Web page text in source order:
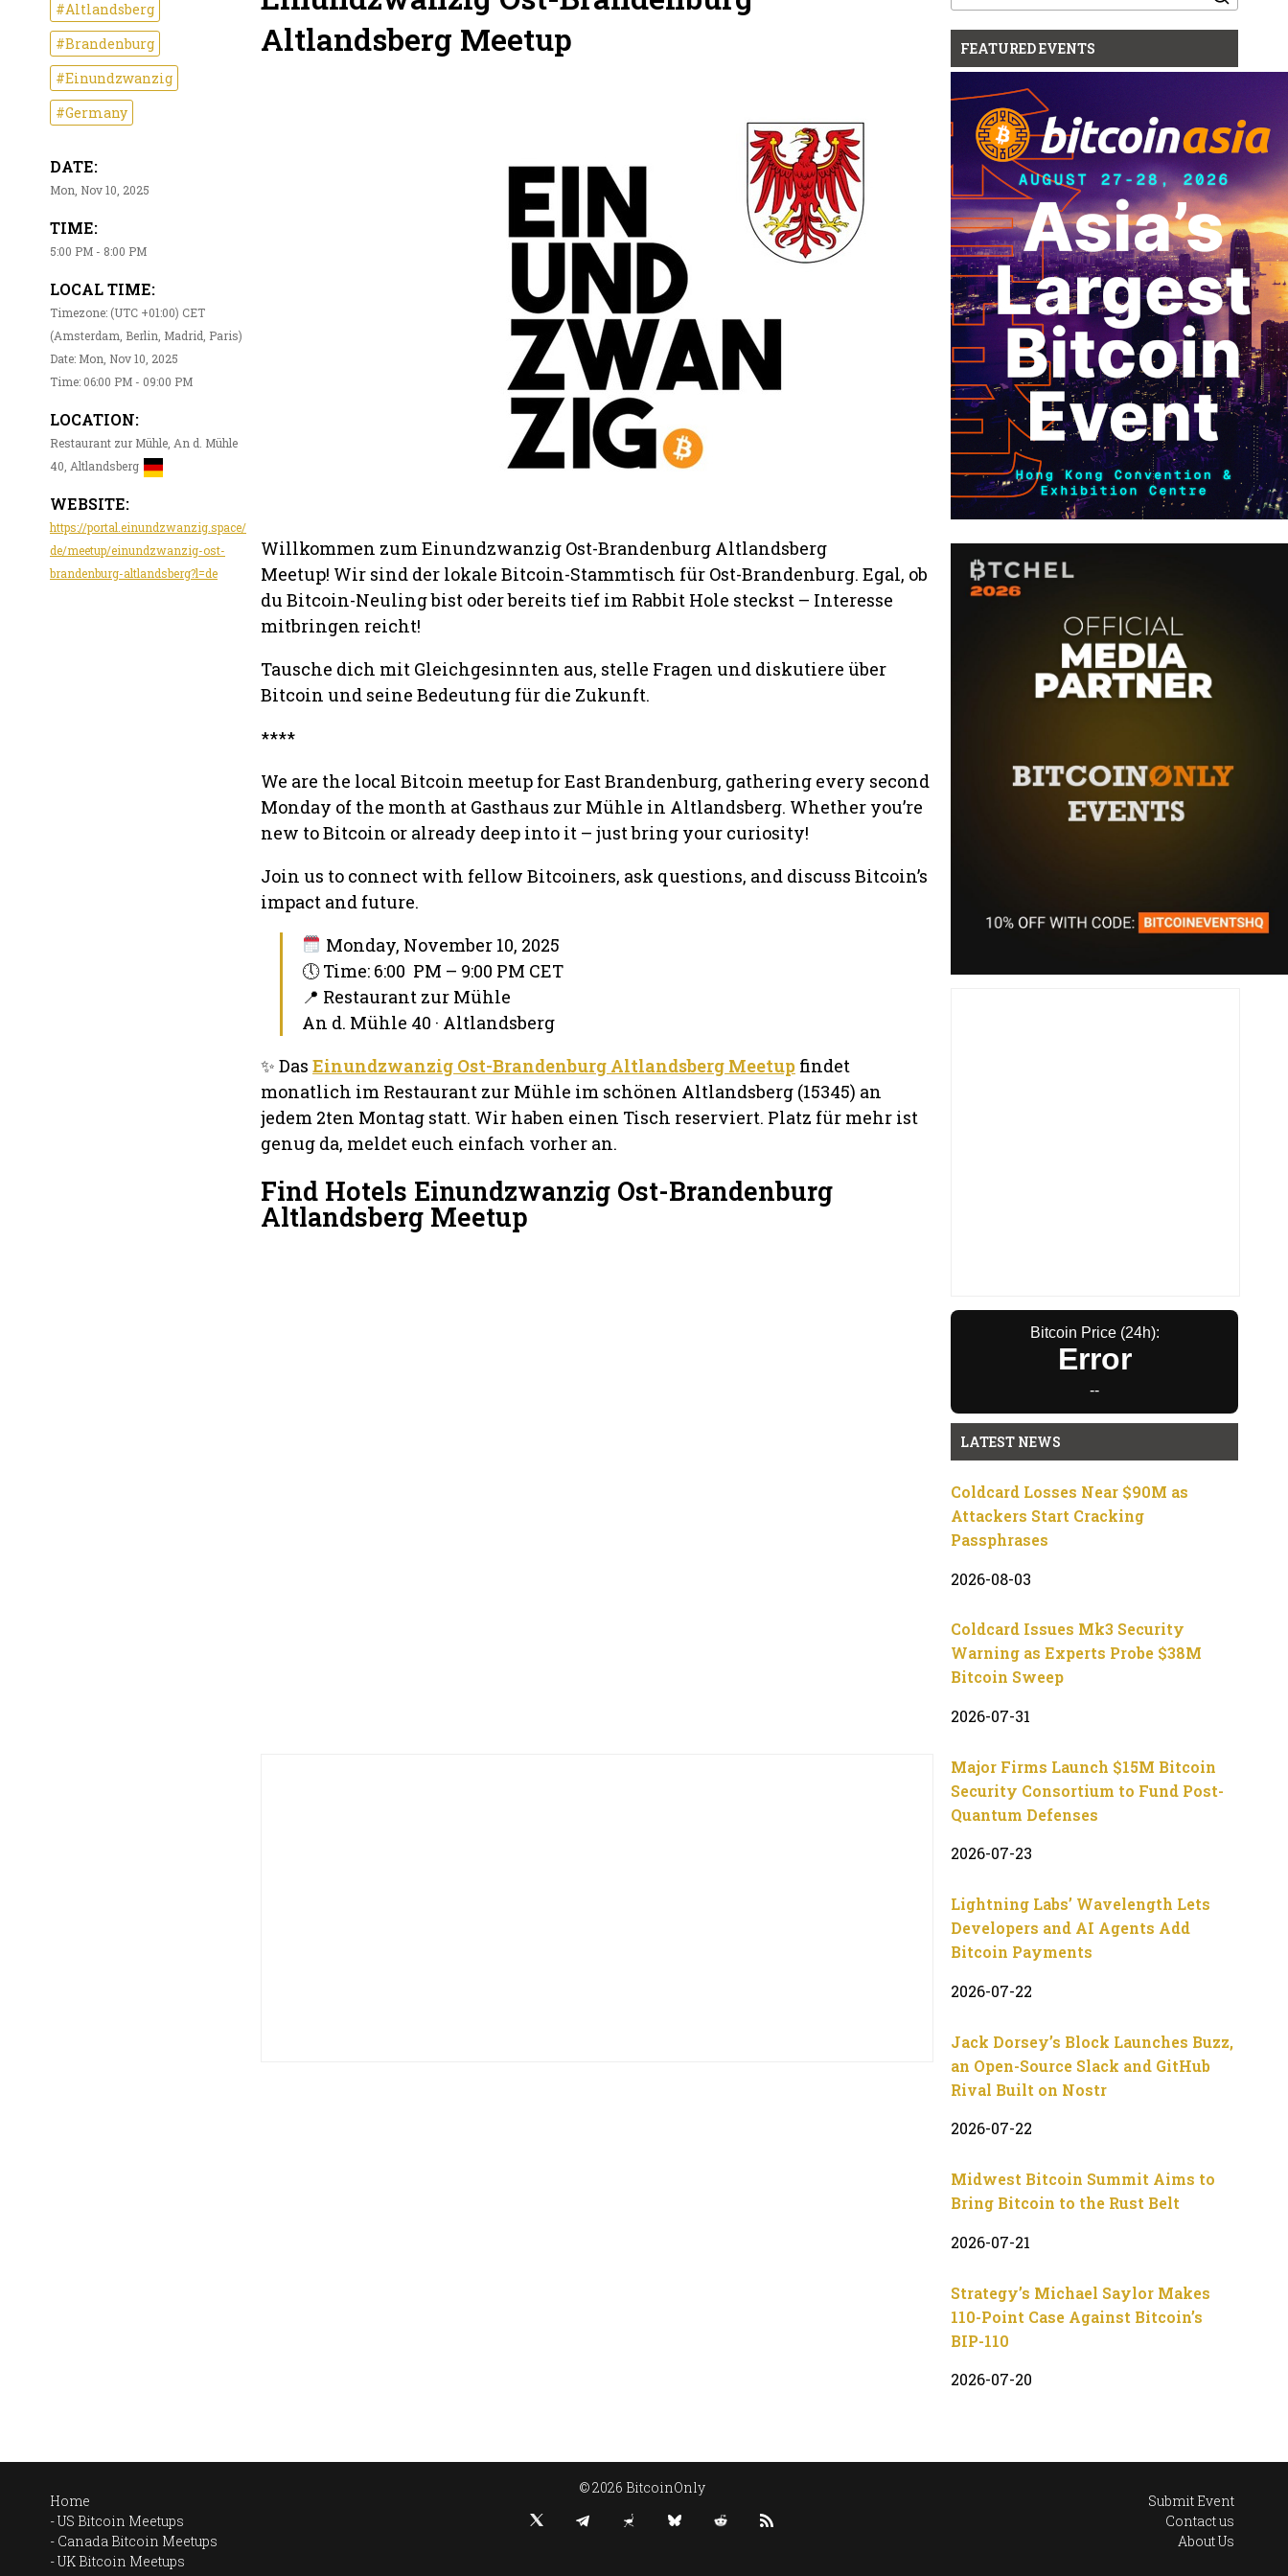
#Altlandsberg
#Brandenburg
#Einundzwanzig
#Germany
DATE:
Mon, Nov 10, 2025
TIME:
5:00 PM - 8:00 PM
LOCAL TIME:
Timezone: (UTC +01:00) CET
(Amsterdam, Berlin, Madrid, Paris)
Date: Mon, Nov 10, 2025
Time: 06:00 PM - 09:00 PM
LOCATION:
Restaurant zur Mühle, An d. Mühle
40, Altlandsberg
WEBSITE:
https://portal.einundzwanzig.space/
de/meetup/einundzwanzig-ost-
brandenburg-altlandsberg?l=de
Altlandsberg Meetup
Willkommen zum Einundzwanzig Ost-Brandenburg Altlandsberg
Meetup! Wir sind der lokale Bitcoin-Stammtisch für Ost-Brandenburg. Egal, ob
du Bitcoin-Neuling bist oder bereits tief im Rabbit Hole steckst – Interesse
mitbringen reicht!
Tausche dich mit Gleichgesinnten aus, stelle Fragen und diskutiere über
Bitcoin und seine Bedeutung für die Zukunft.
****
We are the local Bitcoin meetup for East Brandenburg, gathering every second
Monday of the month at Gasthaus zur Mühle in Altlandsberg. Whether you’re
new to Bitcoin or already deep into it – just bring your curiosity!
Join us to connect with fellow Bitcoiners, ask questions, and discuss Bitcoin’s
impact and future.
Monday, November 10, 2025
🕔 Time: 6:00 PM – 9:00 PM CET
📍 Restaurant zur Mühle
An d. Mühle 40 · Altlandsberg
✨ Das Einundzwanzig Ost-Brandenburg Altlandsberg Meetup findet
monatlich im Restaurant zur Mühle im schönen Altlandsberg (15345) an
jedem 2ten Montag statt. Wir haben einen Tisch reserviert. Platz für mehr ist
genug da, meldet euch einfach vorher an.
Find Hotels Einundzwanzig Ost-Brandenburg
Altlandsberg Meetup
for:
FEATURED EVENTS
Bitcoin Price (24h):
Error
--
LATEST NEWS
Coldcard Losses Near $90M as
Attackers Start Cracking
Passphrases
2026-08-03
Coldcard Issues Mk3 Security
Warning as Experts Probe $38M
Bitcoin Sweep
2026-07-31
Major Firms Launch $15M Bitcoin
Security Consortium to Fund Post-
Quantum Defenses
2026-07-23
Lightning Labs’ Wavelength Lets
Developers and AI Agents Add
Bitcoin Payments
2026-07-22
Jack Dorsey’s Block Launches Buzz,
an Open-Source Slack and GitHub
Rival Built on Nostr
2026-07-22
Midwest Bitcoin Summit Aims to
Bring Bitcoin to the Rust Belt
2026-07-21
Strategy’s Michael Saylor Makes
110-Point Case Against Bitcoin’s
BIP-110
2026-07-20
Home
US Bitcoin Meetups
Canada Bitcoin Meetups
UK Bitcoin Meetups
© 2026 BitcoinOnly
Submit Event
Contact us
About Us